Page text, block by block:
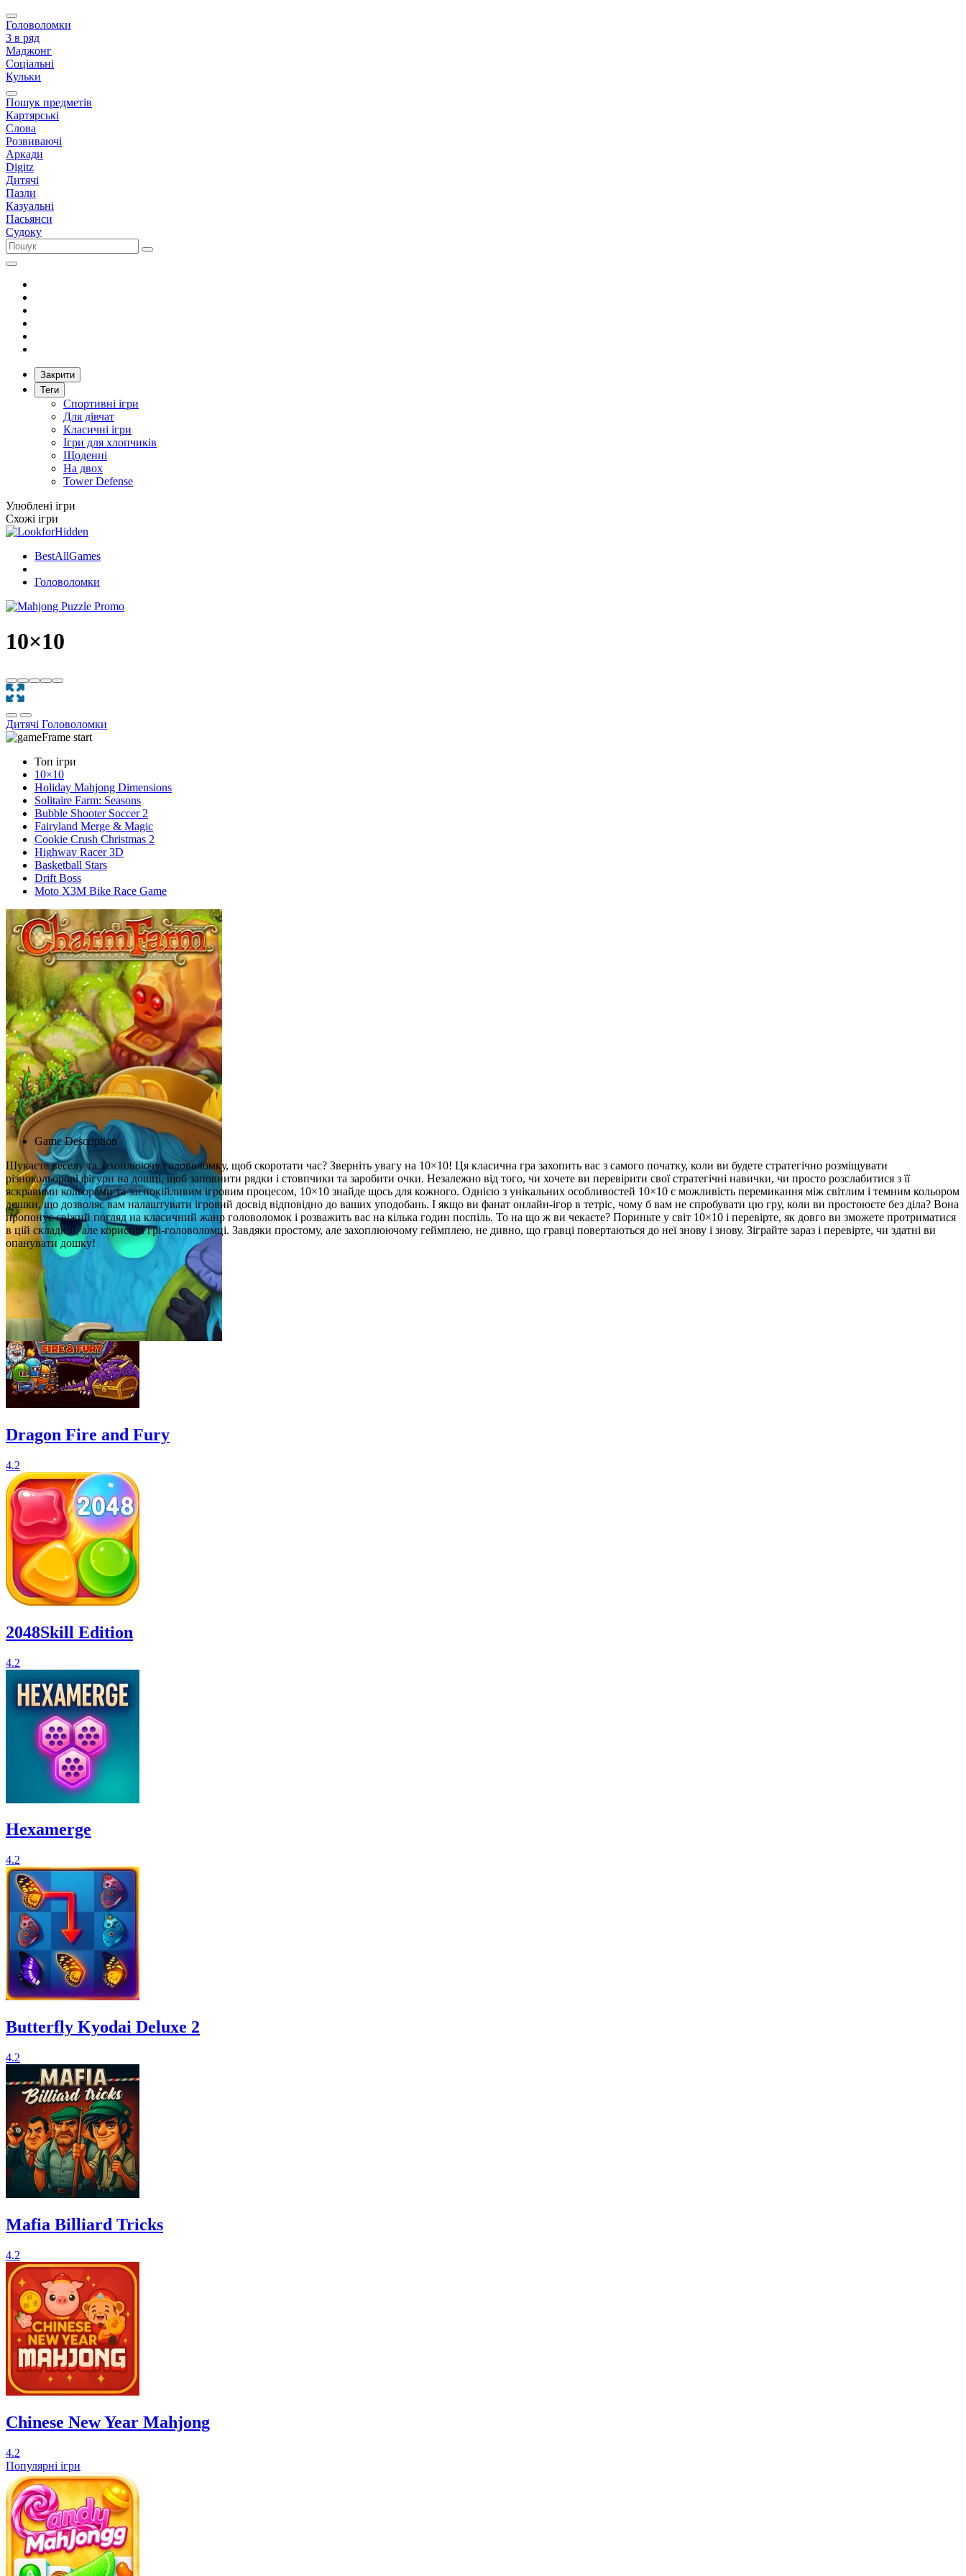
Головоломки
3 в ряд
Маджонг
Соціальні
Кульки
Пошук предметів
Картярські
Слова
Розвиваючі
Аркади
Digitz
Дитячі
Пазли
Казуальні
Пасьянси
Судоку
Закрити
Теги
Спортивні ігри
Для дівчат
Класичні ігри
Ігри для хлопчиків
Щоденні
На двох
Tower Defense
Улюблені ігри
Схожі ігри
BestAllGames
Головоломки
10×10
Дитячі Головоломки
Топ ігри
10×10
Holiday Mahjong Dimensions
Solitaire Farm: Seasons
Bubble Shooter Soccer 2
Fairyland Merge & Magic
Cookie Crush Christmas 2
Highway Racer 3D
Basketball Stars
Drift Boss
Moto X3M Bike Race Game
Advertisement
Game Description
Шукаєте веселу та захоплюючу головоломку, щоб скоротати час? Зверніть увагу на 10×10! Ця класична гра захопить вас з самого початку, коли ви будете стратегічно розміщувати
різнокольорові фігури на дошці, щоб заповнити рядки і стовпчики та заробити очки. Незалежно від того, чи хочете ви перевірити свої стратегічні навички, чи просто розслабитися з її
яскравими кольорами та заспокійливим ігровим процесом, 10×10 знайде щось для кожного. Однією з унікальних особливостей 10×10 є можливість перемикання між світлим і темним кольором
дошки, що дозволяє вам налаштувати ігровий досвід відповідно до ваших уподобань. І якщо ви фанат онлайн-ігор в тетріс, чому б вам не спробувати цю гру, коли ви простоюєте без діла? Вона
пропонує свіжий погляд на класичний жанр головоломок і розважить вас на кілька годин поспіль. То на що ж ви чекаєте? Пориньте у світ 10×10 і перевірте, як довго ви зможете протриматися
в цій складній, але корисній грі-головоломці. Завдяки простому, але захоплюючому геймплею, не дивно, що гравці повертаються до неї знову і знову. Зіграйте зараз і перевірте, чи здатні ви
опанувати дошку!
Схожі ігри
Dragon Fire and Fury
4.2
2048Skill Edition
4.2
Hexamerge
4.2
Butterfly Kyodai Deluxe 2
4.2
Mafia Billiard Tricks
4.2
Chinese New Year Mahjong
4.2
Популярні ігри